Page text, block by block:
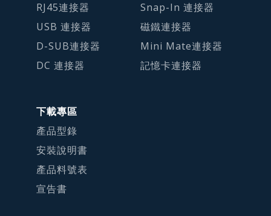
RJ45連接器
USB 連接器
D-SUB連接器
DC 連接器
Snap-In 連接器
磁鐵連接器
Mini Mate連接器
記憶卡連接器
下載專區
產品型錄
安裝說明書
產品料號表
宣告書